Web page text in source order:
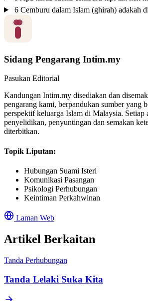
6 Cemburu dalam Islam (ghirah) adakah
Sidang Pengarang Intim.my
Pasukan Editorial
Kandungan Intim.my disediakan dan
pengarang kami, berpandukan sumber yang
perspektif keluarga Islam di Malaysia. Setiap
penyelidikan, penyuntingan dan semakan
diterbitkan.
Topik Liputan:
Hubungan Suami Isteri
Komunikasi Pasangan
Psikologi Perhubungan
Keintiman Perkahwinan
Laman Web
Artikel Berkaitan
Tanda Perhubungan
Tanda Lelaki Suka Kita